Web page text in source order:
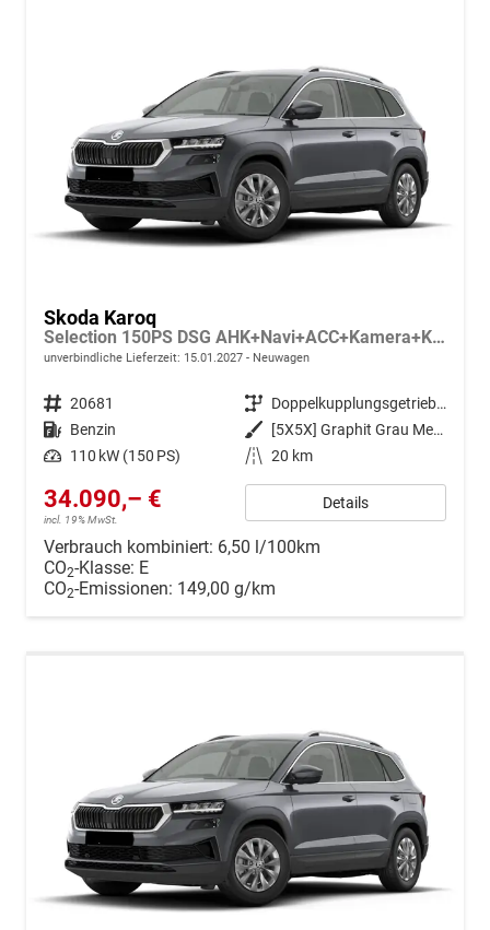
Skoda Karoq
Selection 150PS DSG AHK+Navi+ACC+Kamera+Kessy+Sitzheizung+GV5+Ambiente
unverbindliche Lieferzeit: 15.01.2027 Neuwagen
Fahrzeugnr. 20681 Getriebe
Doppelkupplungsgetriebe (DSG)
Kraftstoff Benzin Außenfarbe
[5X5X] Graphit Grau Metallic
Leistung 110 kW (150 PS) Kilometerstand 20 km
34.090,– €
incl. 19% MwSt.
Details
Verbrauch kombiniert: 6,50 l/100km
CO2-Klasse: E
CO2-Emissionen: 149,00 g/km